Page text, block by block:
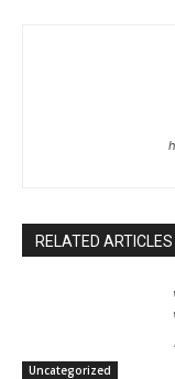
RELATED ARTICLES
Uncategorized